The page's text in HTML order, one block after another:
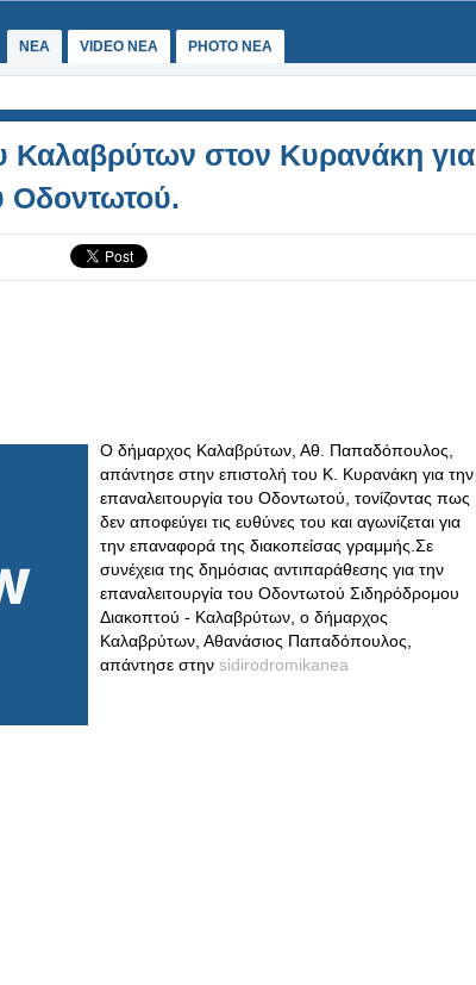
ΝΕΑ VIDEO NEA PHOTO NEA
στον Κυρανάκη για
Οδοντωτού.
Ο δήμαρχος Καλαβρύτων, Αθ. Παπαδόπουλος,
απάντησε στην επιστολή του Κ. Κυρανάκη για την
επαναλειτουργία του Οδοντωτού, τονίζοντας πως
δεν αποφεύγει τις ευθύνες του και αγωνίζεται για
την επαναφορά της διακοπείσας γραμμής.Σε
συνέχεια της δημόσιας αντιπαράθεσης για την
επαναλειτουργία του Οδοντωτού Σιδηρόδρομου
Διακοπτού - Καλαβρύτων, ο δήμαρχος
Καλαβρύτων, Αθανάσιος Παπαδόπουλος,
απάντησε στην sidirodromikanea